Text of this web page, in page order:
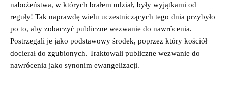
nabożeństwa, w których brałem udział, były wyjątkami od
reguły! Tak naprawdę wielu uczestniczących tego dnia przybyło
po to, aby zobaczyć publiczne wezwanie do nawrócenia.
Postrzegali je jako podstawowy środek, poprzez który kościół
docierał do zgubionych. Traktowali publiczne wezwanie do
nawrócenia jako synonim ewangelizacji.